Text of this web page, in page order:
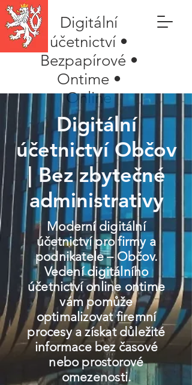
Digitální
účetnictví •
Bezpapírové •
Ontime •
Online
Digitální
účetnictví Občov
| Bez zbytečné
administrativy
Moderní digitální
účetnictví pro firmy a
podnikatele – Občov.
Vedení digitálního
účetnictví online ontime
vám pomůže
optimalizovat firemní
procesy a získat důležité
informace bez časové
nebo prostorové
omezenosti.